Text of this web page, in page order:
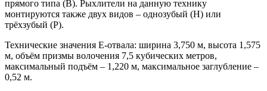
прямого типа (В). Рыхлители на данную технику
монтируются также двух видов – однозубый (Н) или
трёхзубый (Р).
Технические значения Е-отвала: ширина 3,750 м, высота 1,575
м, объём призмы волочения 7,5 кубических метров,
максимальный подъём – 1,220 м, максимальное заглубление –
0,52 м.